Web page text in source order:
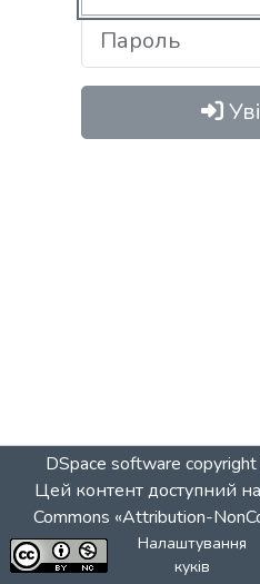
DSpace software
Цей контент доступний на
Commons «Attribution-
Налаштування
куків